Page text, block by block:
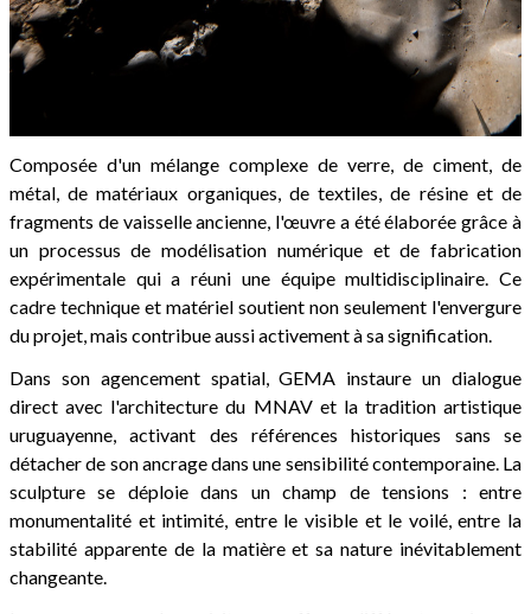
Composée d'un mélange complexe de verre, de ciment, de
métal, de matériaux organiques, de textiles, de résine et de
fragments de vaisselle ancienne, l'œuvre a été élaborée grâce à
un processus de modélisation numérique et de fabrication
expérimentale qui a réuni une équipe multidisciplinaire. Ce
cadre technique et matériel soutient non seulement l'envergure
du projet, mais contribue aussi activement à sa signification.
Dans son agencement spatial, GEMA instaure un dialogue
direct avec l'architecture du MNAV et la tradition artistique
uruguayenne, activant des références historiques sans se
détacher de son ancrage dans une sensibilité contemporaine. La
sculpture se déploie dans un champ de tensions : entre
monumentalité et intimité, entre le visible et le voilé, entre la
stabilité apparente de la matière et sa nature inévitablement
changeante.